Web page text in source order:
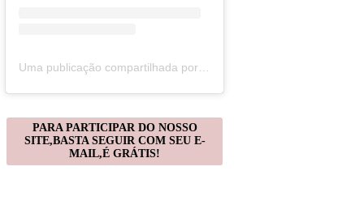
Uma publicação compartilhada por Christiane Gonçalves (@artecomquiane)
PARA PARTICIPAR DO NOSSO
SITE,BASTA SEGUIR COM SEU E-
MAIL,É GRÁTIS!